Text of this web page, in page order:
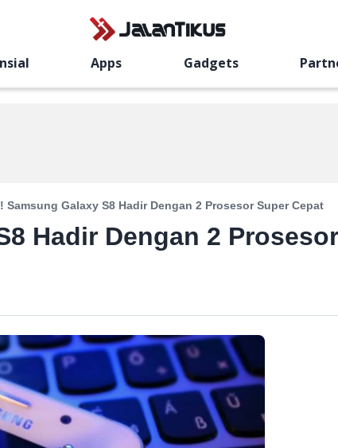
Apps Gadgets
Samsung Galaxy S8 Hadir Dengan 2 Prosesor Super Cepat
Hadir Dengan 2 Prosesor